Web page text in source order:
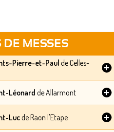
DE MESSES
Pierre-et-Paulde Celles-
+
Léonard de Allarmont +
Lucde Raon l'Etape +